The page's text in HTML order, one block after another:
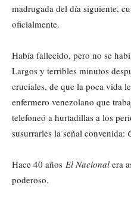
madrugada del día siguiente,
oficialmente.
Había fallecido, pero no se
Largos y terribles minutos
cruciales, de que la poca vida
enfermero venezolano que
telefoneó a hurtadillas a los
susurrarles la señal convenida:
Hace 40 años El Nacional era
poderoso.